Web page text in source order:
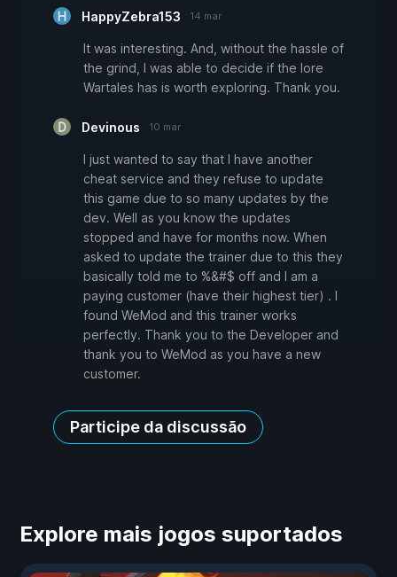
HappyZebra153 14 mar
It was interesting. And, without the hassle of
the grind, I was able to decide if the lore
Wartales has is worth exploring. Thank you.
Devinous 10 mar
I just wanted to say that I have another
cheat service and they refuse to update
this game due to so many updates by the
dev. Well as you know the updates
stopped and have for months now. When
asked to update the trainer due to this they
basically told me to %&#$ off and I am a
paying customer (have their highest tier) . I
found WeMod and this trainer works
perfectly. Thank you to the Developer and
thank you to WeMod as you have a new
customer.
Participe da discussão
Explore mais jogos suportados